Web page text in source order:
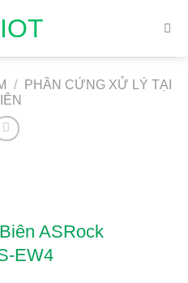
/
PHẦN CỨNG XỬ LÝ TẠI
ASRock
EW4